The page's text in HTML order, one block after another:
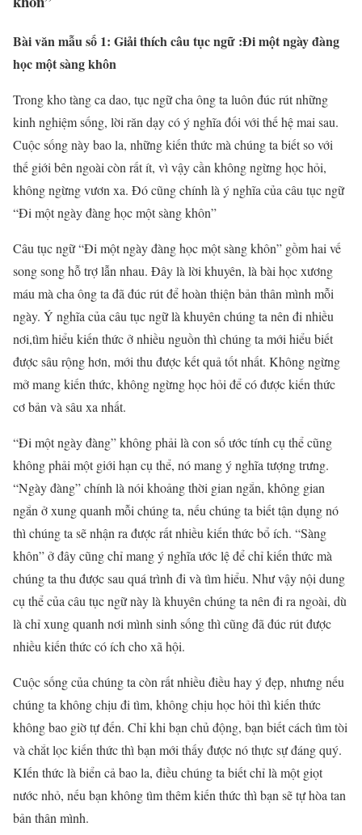
Bài văn mẫu số 1: Giải thích câu tục ngữ :Đi một ngày đàng
học một sàng khôn
Trong kho tàng ca dao, tục ngữ cha ông ta luôn đúc rút những
kinh nghiệm sống, lời răn dạy có ý nghĩa đối với thế hệ mai sau.
Cuộc sống này bao la, những kiến thức mà chúng ta biết so với
thế giới bên ngoài còn rất ít, vì vậy cần không ngừng học hỏi,
không ngừng vươn xa. Đó cũng chính là ý nghĩa của câu tục ngữ
“Đi một ngày đàng học một sàng khôn”
Câu tục ngữ “Đi một ngày đàng học một sàng khôn” gồm hai vế
song song hỗ trợ lẫn nhau. Đây là lời khuyên, là bài học xương
máu mà cha ông ta đã đúc rút để hoàn thiện bản thân mình mỗi
ngày. Ý nghĩa của câu tục ngữ là khuyên chúng ta nên đi nhiều
nơi,tìm hiểu kiến thức ở nhiều nguồn thì chúng ta mới hiểu biết
được sâu rộng hơn, mới thu được kết quả tốt nhất. Không ngừng
mở mang kiến thức, không ngừng học hỏi để có được kiến thức
cơ bản và sâu xa nhất.
“Đi một ngày đàng” không phải là con số ước tính cụ thể cũng
không phải một giới hạn cụ thể, nó mang ý nghĩa tượng trưng.
“Ngày đàng” chính là nói khoảng thời gian ngắn, không gian
ngắn ở xung quanh mỗi chúng ta, nếu chúng ta biết tận dụng nó
thì chúng ta sẽ nhận ra được rất nhiều kiến thức bổ ích. “Sàng
khôn” ở đây cũng chỉ mang ý nghĩa ước lệ để chỉ kiến thức mà
chúng ta thu được sau quá trình đi và tìm hiểu. Như vậy nội dung
cụ thể của câu tục ngữ này là khuyên chúng ta nên đi ra ngoài, dù
là chỉ xung quanh nơi mình sinh sống thì cũng đã đúc rút được
nhiều kiến thức có ích cho xã hội.
Cuộc sống của chúng ta còn rất nhiều điều hay ý đẹp, nhưng nếu
chúng ta không chịu đi tìm, không chịu học hỏi thì kiến thức
không bao giờ tự đến. Chỉ khi bạn chủ động, bạn biết cách tìm tòi
và chắt lọc kiến thức thì bạn mới thấy được nó thực sự đáng quý.
KIến thức là biển cả bao la, điều chúng ta biết chỉ là một giọt
nước nhỏ, nếu bạn không tìm thêm kiến thức thì bạn sẽ tự hòa tan
bản thân mình.